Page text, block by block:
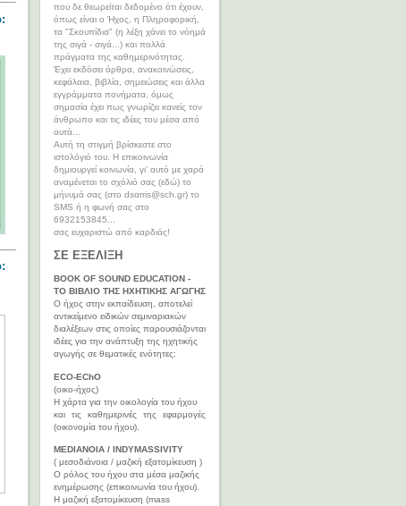
που δε θεωρείται δεδομένο ότι έχουν,
όπως είναι ο Ήχος, η Πληροφορική,
τα "Σκουπίδια" (η λέξη χάνει το νόημά
της σιγά - σιγά...) και πολλά
πράγματα της καθημερινότητας.
Έχει εκδόσει άρθρα, ανακοινώσεις,
κεφάλαια, βιβλία, σημειώσεις και άλλα
εγγράμματα πονήματα, όμως
σημασία έχει πως γνωρίζει κανείς τον
άνθρωπο και τις ιδέες του μέσα από
αυτά...
Αυτή τη στιγμή βρίσκεστε στο
ιστολόγιό του. Η επικοινωνία
δημιουργεί κοινωνία, γι' αυτό με χαρά
αναμένεται το σχόλιό σας (εδώ) το
μήνυμά σας (στο dsαrris@sch.gr) το
SMS ή η φωνή σας στο
6932153845...
σας ευχαριστώ από καρδιάς!
ΣΕ ΕΞΕΛΙΞΗ
BOOK OF SOUND EDUCATION -
ΤΟ ΒΙΒΛΙΟ ΤΗΣ ΗΧΗΤΙΚΗΣ ΑΓΩΓΗΣ
Ο ήχος στην εκπαίδευση, αποτελεί
αντικείμενο ειδικών σεμιναριακών
διαλέξεων στις οποίες παρουσιάζονται
ιδέες για την ανάπτυξη της ηχητικής
αγωγής σε θεματικές ενότητες:
ECO-EChO
(οικο-ήχος)
Η χάρτα για την οικολογία του ήχου
και τις καθημερινές της εφαρμογές
(οικονομία του ήχου).
MEDIANOIA / INDYMASSIVITY
( μεσοδιάνοια / μαζική εξατομίκευση )
Ο ρόλος του ήχου στα μέσα μαζικής
ενημέρωσης (επικοινωνία του ήχου).
Η μαζική εξατομίκευση (mass